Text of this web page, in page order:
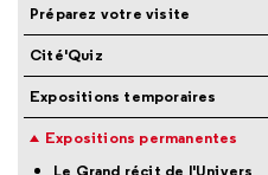
Préparez votre visite
Cité'Quiz
Expositions temporaires
Expositions permanentes
Le Grand récit de l'Univers